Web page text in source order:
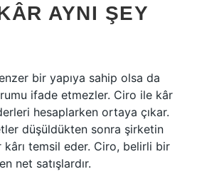
AYNI ŞEY
bir yapıya sahip olsa da
ifade etmezler. Ciro ile kâr
hesaplarken ortaya çıkar.
düşüldükten sonra şirketin
temsil eder. Ciro, belirli bir
net satışlardır.